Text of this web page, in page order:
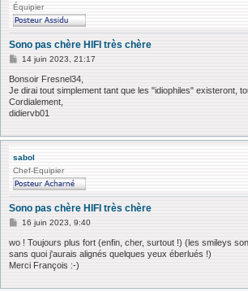
Équipier
Sono pas chère HIFI très chère
M
s
s
g
e
14 juin 2023, 21:17
Bonsoir Fresnel34,
Je dirai tout simplement tant que les "idiophiles" existeront,
Cordialement,
didiervb01
sabol
Chef-Equipier
Sono pas chère HIFI très chère
M
s
s
g
16 juin 2023, 9:40
wo ! Toujours plus fort (enfin, cher, surtout !) (les smileys
sans quoi j'aurais alignés quelques yeux éberlués !)
Merci François :-)